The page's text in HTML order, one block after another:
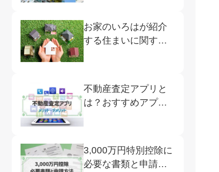
点、おすすめサイト
をご紹介
お家のいろはが紹介
する住まいに関する
サービス
不動産査定アプリと
は？おすすめアプリ5
デメリット
3,000万円特別控除に
必要な書類と申請方